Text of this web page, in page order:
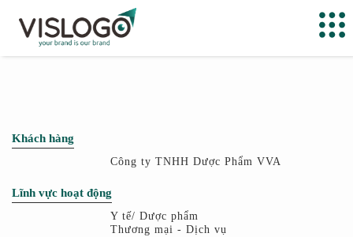
Khách hàng
Công ty TNHH Dược Phẩm VVA
Lĩnh vực hoạt động
Y tế/ Dược phẩm
Thương mại - Dịch vụ